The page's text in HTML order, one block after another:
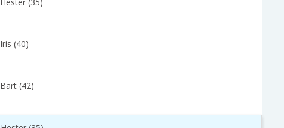
Iris (40)
Bart (42)